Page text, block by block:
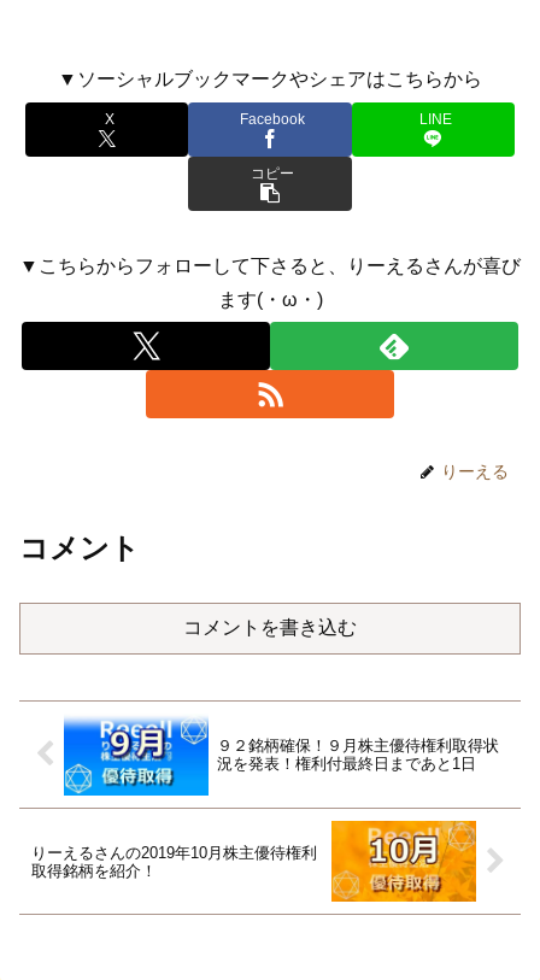
▼ソーシャルブックマークやシェアはこちらから
X Facebook LINE
コピー
▼こちらからフォローして下さると、りーえるさんが喜び
ます(・ω・)
りーえる
コメント
コメントを書き込む
９２銘柄確保！９月株主優待権利取得状
況を発表！権利付最終日まであと1日
りーえるさんの2019年10月株主優待権利
取得銘柄を紹介！